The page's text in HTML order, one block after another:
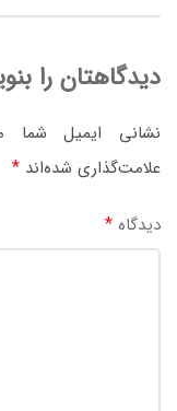
دیدگاهتان را
نشانی ایمیل شما
علامت‌گذاری شده‌اند *
دیدگاه *